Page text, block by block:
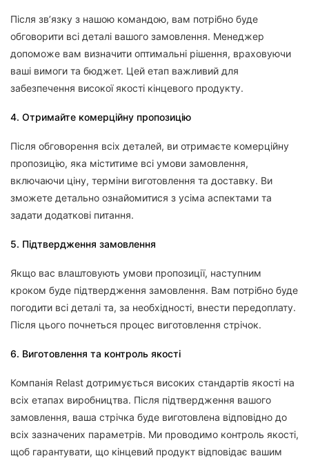
Після зв’язку з нашою командою, вам потрібно буде
обговорити всі деталі вашого замовлення. Менеджер
допоможе вам визначити оптимальні рішення, враховуючи
ваші вимоги та бюджет. Цей етап важливий для
забезпечення високої якості кінцевого продукту.
4. Отримайте комерційну пропозицію
Після обговорення всіх деталей, ви отримаєте комерційну
пропозицію, яка міститиме всі умови замовлення,
включаючи ціну, терміни виготовлення та доставку. Ви
зможете детально ознайомитися з усіма аспектами та
задати додаткові питання.
5. Підтвердження замовлення
Якщо вас влаштовують умови пропозиції, наступним
кроком буде підтвердження замовлення. Вам потрібно буде
погодити всі деталі та, за необхідності, внести передоплату.
Після цього почнеться процес виготовлення стрічок.
6. Виготовлення та контроль якості
Компанія Relast дотримується високих стандартів якості на
всіх етапах виробництва. Після підтвердження вашого
замовлення, ваша стрічка буде виготовлена відповідно до
всіх зазначених параметрів. Ми проводимо контроль якості,
щоб гарантувати, що кінцевий продукт відповідає вашим